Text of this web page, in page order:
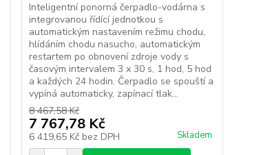
Inteligentní ponorná čerpadlo-vodárna s
integrovanou řídící jednotkou s
automatickým nastavením režimu chodu,
hlídáním chodu nasucho, automatickým
restartem po obnovení zdroje vody s
časovým intervalem 3 x 30 s, 1 hod, 5 hod
a každých 24 hodin. Čerpadlo se spouští a
vypíná automaticky, zapínací tlak...
8 467,58 Kč
7 767,78 Kč
6 419,65 Kč bez DPH Skladem